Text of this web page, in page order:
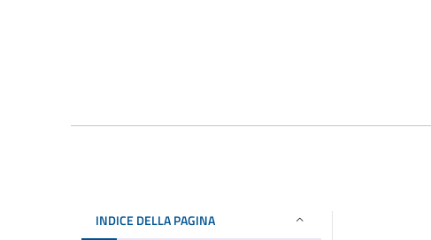
INDICE DELLA PAGINA